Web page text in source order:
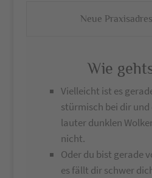
Neue
Wie
Vielleicht ist es
stürmisch bei dir und
lauter dunklen
nicht.
Oder du bist gerade
es fällt dir schwer